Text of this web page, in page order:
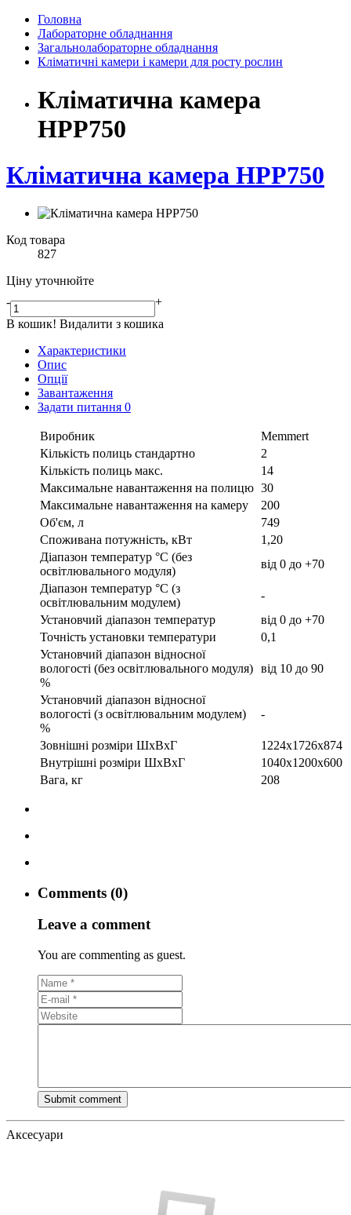
Головна
Лабораторне обладнання
Загальнолабораторне обладнання
Кліматичні камери і камери для росту рослин
Кліматична камера
HPP750
Кліматична камера HPP750
Код товара
827
Ціну уточнюйте
-
+
В кошик! Видалити з кошика
Характеристики
Опис
Опції
Завантаження
Задати питання 0
Виробник
Memmert
Кількість полиць стандартно
2
Кількість полиць макс.
14
Максимальне навантаження на полицю 30
Максимальне навантаження на камеру
200
Об'єм, л
749
Споживана потужність, кВт
1,20
Діапазон температур °С (без
освітлювального модуля)
від 0 до +70
Діапазон температур °С (з
освітлювальним модулем)
-
Установчий діапазон температур
від 0 до +70
Точність установки температури
0,1
Установчий діапазон відносної
вологості (без освітлювального модуля)
%
від 10 до 90
Установчий діапазон відносної
вологості (з освітлювальним модулем)
%
-
Зовнішні розміри ШхВхГ
1224х1726х874
Внутрішні розміри ШхВхГ
1040x1200x600
Вага, кг
208
Comments (0)
Leave a comment
You are commenting as guest.
Аксесуари